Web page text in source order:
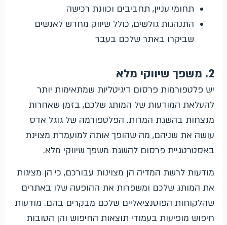
תחומי עניין, תחביבים וכוונת רכישה
התנהגות גולשים, כולל שיווק מחדש לאנשים
שביקרו באתר שלכם בעבר
2. משפך שיווקי מלא
יש פלטפורמות פרסום דיגיטליות שמתאימות יותר
להעלאת המודעות של המותג שלכם, בזמן שאחרות
מנצחות בהשגת המרות. הפלטפורמה של גוגל אדס
עושה את שניהם, מה שהופך אותה למועמדת מצוינת
באסטרטגיית פרסום להשגת משפך שיווקי מלא.
מודעות לרשת המדיה הן מצוינות עבורכם, כי הן מציגות
את המותג שלכם ומשפרות את ההופעה שלו באתרים
שהלקוחות הפוטנציאליים שלכם מבקרים בהם. מודעות
חיפוש מופיעות בעמודי תוצאות החיפוש והן הטובות